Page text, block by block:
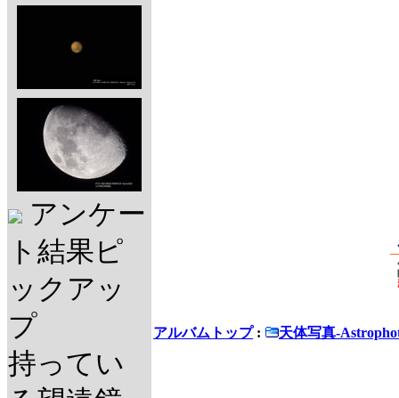
アンケー
ト結果ピ
ックアッ
プ
持ってい
アルバムトップ: 天体写真-